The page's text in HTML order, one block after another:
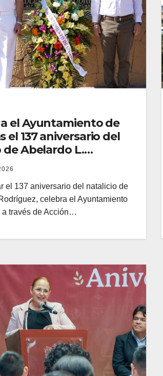
el Ayuntamiento de
el 137 aniversario del
de Abelardo L.
el 137 aniversario del natalicio de
celebra el Ayuntamiento
a través de Acción…